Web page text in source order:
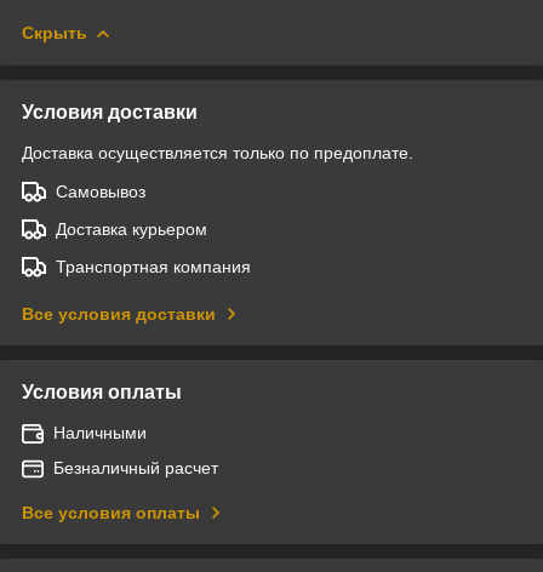
Скрыть
Условия доставки
Доставка осуществляется только по предоплате.
Самовывоз
Доставка курьером
Транспортная компания
Все условия доставки
Условия оплаты
Наличными
Безналичный расчет
Все условия оплаты